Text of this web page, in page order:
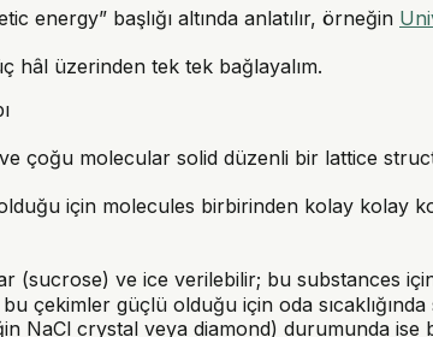
energy” başlığı altında anlatılır, örneğin
hâl üzerinden tek tek bağlayalım.
çoğu molecular solid düzenli bir lattice
için molecules birbirinden kolay kolay
(sucrose) ve ice verilebilir; bu substances
çekimler güçlü olduğu için oda
NaCl crystal veya diamond) durumunda